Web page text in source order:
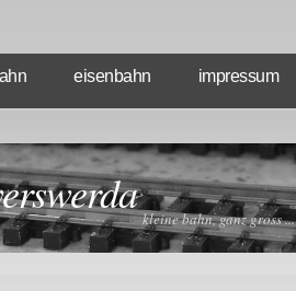
eisenbahn impressum
kleine bahn, ganz gross ...